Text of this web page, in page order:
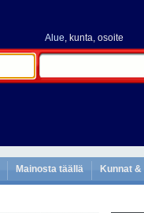
Alue, kunta, osoite
Mainosta täällä Kunnat